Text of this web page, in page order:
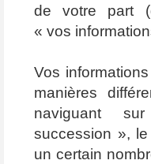
de votre part
« vos
Vos
manières
naviguant
succession »,
un certain